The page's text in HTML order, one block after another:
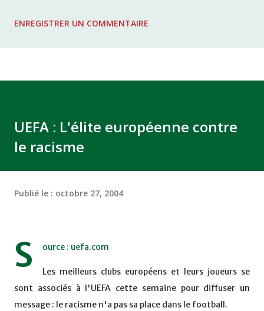
KHEMISET Mardi 06/12/2011 15H00 WAF - OCS au
ENREGISTRER UN COMMENTAIRE
UEFA : L'élite européenne contre
le racisme
Publié le : octobre 27, 2004
S ource : uefa.com
Les meilleurs clubs européens et leurs joueurs se
sont associés à l'UEFA cette semaine pour diffuser un
message : le racisme n'a pas sa place dans le football.